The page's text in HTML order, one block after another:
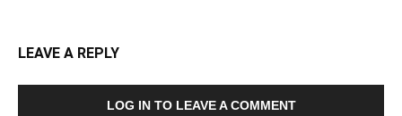
LEAVE A REPLY
LOG IN TO LEAVE A COMMENT